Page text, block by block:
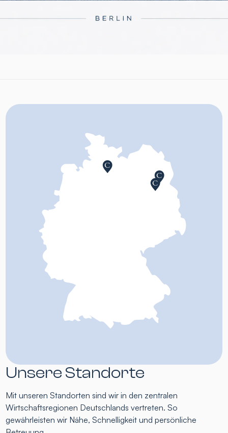
Unsere Standorte
Mit unseren Standorten sind wir in den zentralen
Wirtschaftsregionen Deutschlands vertreten. So
gewährleisten wir Nähe, Schnelligkeit und persönliche